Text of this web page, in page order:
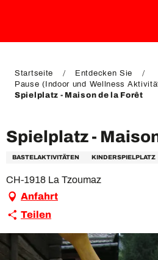
EN
Startseite
Entdecken Sie
Pause (Indoor und Wellness
Spielplatz - Maison de la Forêt
Spielplatz -
BASTELAKTIVITÄTEN KINDERSPIELPLATZ
CH-1918 La Tzoumaz
Anfahrt
Teilen